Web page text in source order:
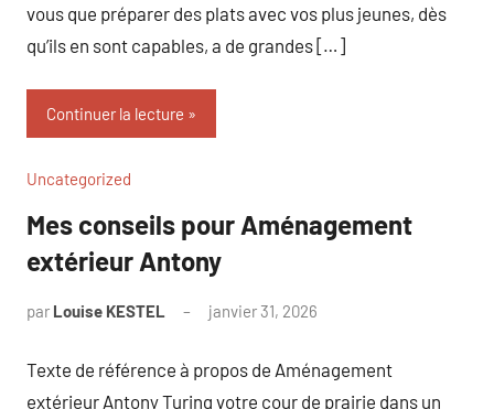
vous que préparer des plats avec vos plus jeunes, dès
qu’ils en sont capables, a de grandes […]
Continuer la lecture
Uncategorized
Mes conseils pour Aménagement
extérieur Antony
par Louise KESTEL janvier 31, 2026
Texte de référence à propos de Aménagement
extérieur Antony Turing votre cour de prairie dans un